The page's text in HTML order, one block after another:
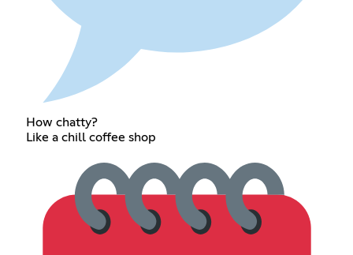
How chatty?
Like a chill coffee shop